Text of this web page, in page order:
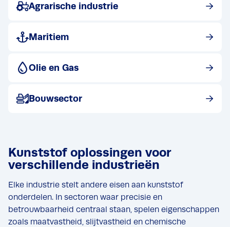
Agrarische industrie
Maritiem
Olie en Gas
Bekijk post
Bouwsector
Kunststof oplossingen voor
verschillende industrieën
Elke industrie stelt andere eisen aan kunststof
onderdelen. In sectoren waar precisie en
betrouwbaarheid centraal staan, spelen eigenschappen
zoals maatvastheid, slijtvastheid en chemische